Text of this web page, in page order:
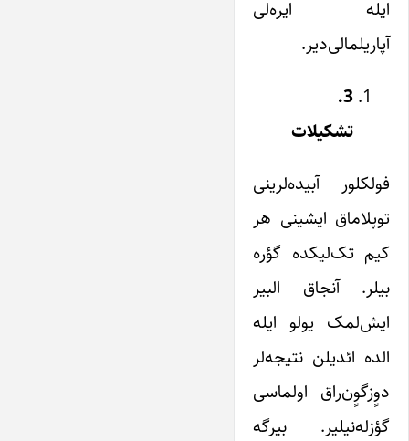
ایله ایره‌لی
آپاریلمالی‌دیر.
3.
تشکیلات
فولکلور آبیده‌لرینی
توپلاماق ایشینی هر
کیم تک‌لیکده گؤره
بیلر. آنجاق البیر
ایش‌لمک یولو ایله
الده ائدیلن نتیجه‌لر
دوٍزگوٍن‌راق اولماسی
گؤزله‌نیلیر. بیرگه